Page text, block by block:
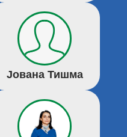
Јована Тишма